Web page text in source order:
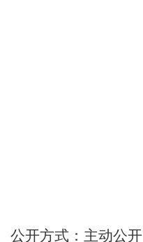
公开方式 ： 主动公开